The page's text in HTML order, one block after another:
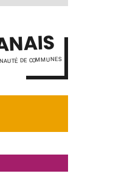
DE COMMUNES